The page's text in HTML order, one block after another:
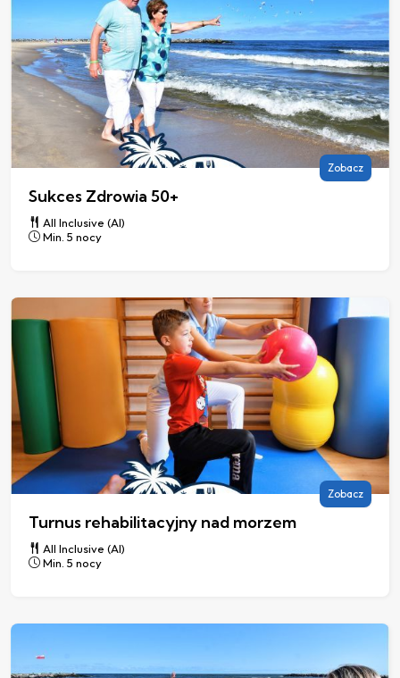
Sukces Zdrowia 50+
All Inclusive (AI)
Min. 5 nocy
Zobacz
Turnus rehabilitacyjny nad morzem
All Inclusive (AI)
Min. 5 nocy
Zobacz